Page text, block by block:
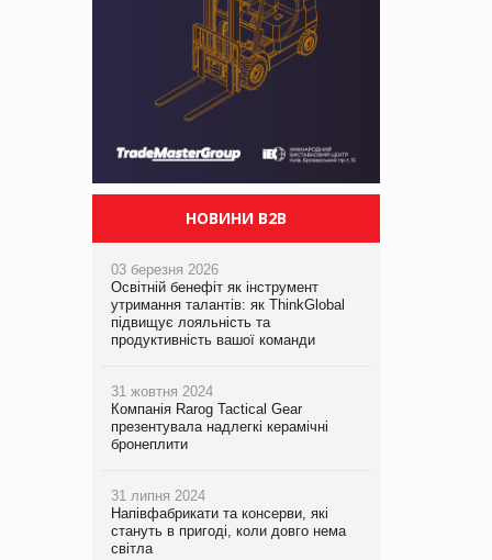
НОВИНИ B2B
03 березня 2026
Освітній бенефіт як інструмент
утримання талантів: як ThinkGlobal
підвищує лояльність та
продуктивність вашої команди
31 жовтня 2024
Компанія Rarog Tactical Gear
презентувала надлегкі керамічні
бронеплити
31 липня 2024
Напівфабрикати та консерви, які
стануть в пригоді, коли довго нема
світла